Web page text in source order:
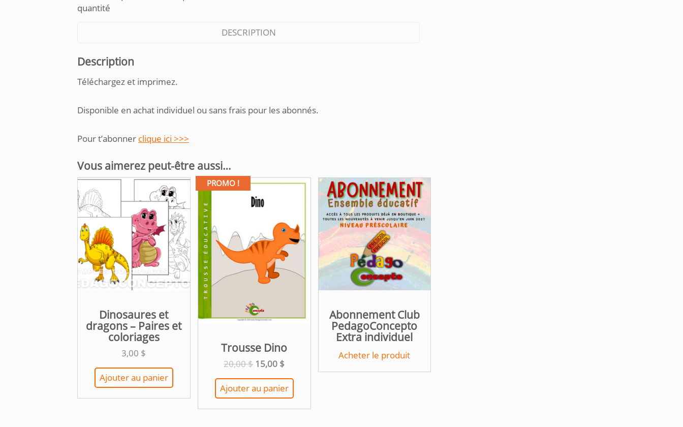
quantité
DESCRIPTION
Description
Téléchargez et imprimez.
Disponible en achat individuel ou sans frais pour les abonnés.
Pour t’abonner clique ici >>>
Vous aimerez peut-être aussi…
Dinosaures et
dragons – Paires et
coloriages
3,00 $
Ajouter au panier
PROMO !
Trousse Dino
20,00$ Le
prix
initial
était :
20,00 $.
15,00 $Le
actuel
est :
15,00 $.
Ajouter au panier
Abonnement Club
PedagoConcepto
Extra individuel
Acheter le produit